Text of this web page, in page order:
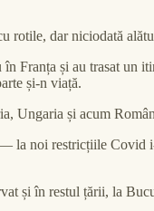
rotile, dar niciodată
și au trasat un
și-n viață.
Ungaria și acum
la noi restricțiile Covid
și în restul țării, la